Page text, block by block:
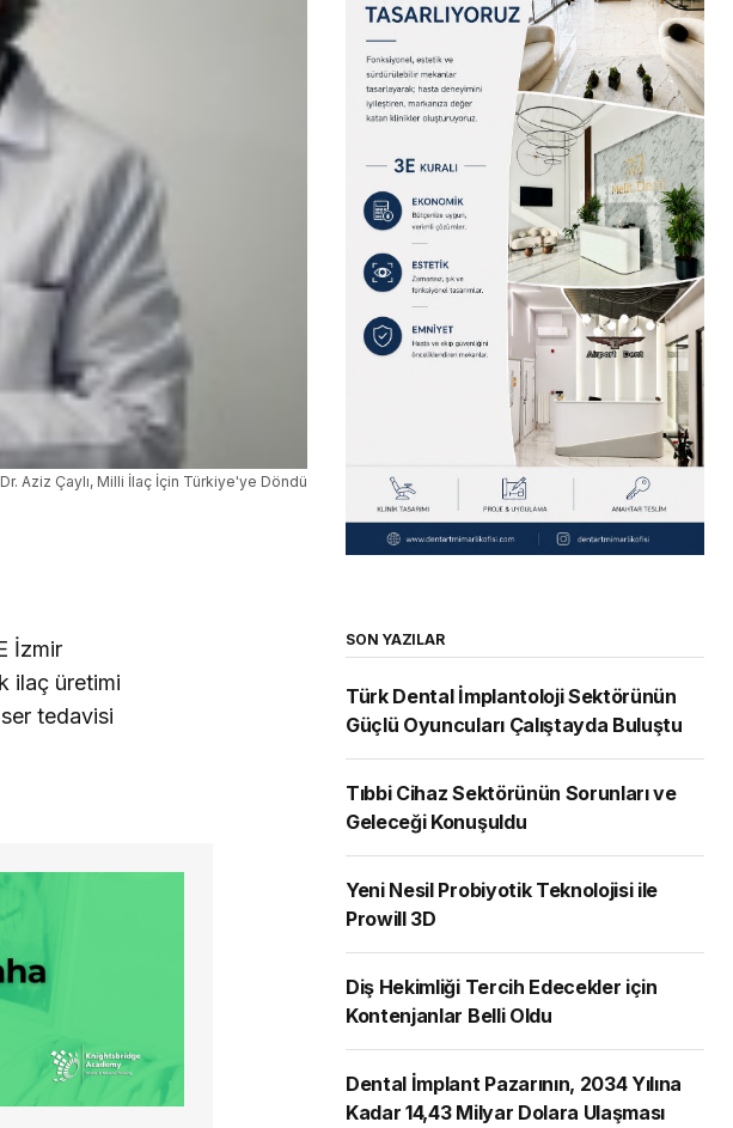
Dr. Aziz Çaylı, Milli İlaç İçin Türkiye'ye Döndü
İzmir
ilaç üretimi
tedavisi
SON YAZILAR
Türk Dental İmplantoloji Sektörünün
Güçlü Oyuncuları Çalıştayda Buluştu
Tıbbi Cihaz Sektörünün Sorunları ve
Geleceği Konuşuldu
Yeni Nesil Probiyotik Teknolojisi ile
Prowill 3D
Diş Hekimliği Tercih Edecekler için
Kontenjanlar Belli Oldu
Dental İmplant Pazarının, 2034 Yılına
Kadar 14,43 Milyar Dolara Ulaşması